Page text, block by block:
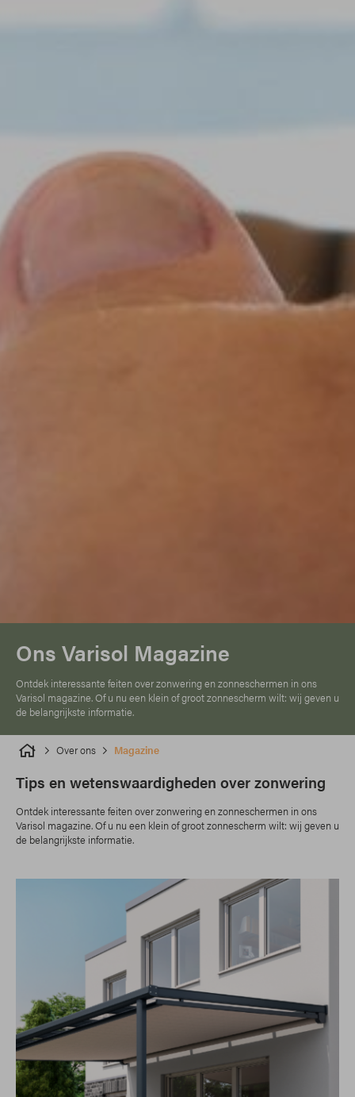
Ons Varisol Magazine
Ontdek interessante feiten over zonwering en zonneschermen in ons
Varisol magazine. Of u nu een klein of groot zonnescherm wilt: wij geven u
de belangrijkste informatie.
Over ons Magazine
Tips en wetenswaardigheden over zonwering
Ontdek interessante feiten over zonwering en zonneschermen in ons
Varisol magazine. Of u nu een klein of groot zonnescherm wilt: wij geven u
de belangrijkste informatie.